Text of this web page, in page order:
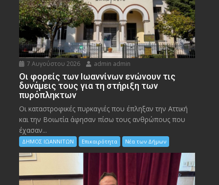
7 Αυγούστου 2026 admin admin
Οι φορείς των Ιωαννίνων ενώνουν τις
δυνάμεις τους για τη στήριξη των
πυρόπληκτων
Οι καταστροφικές πυρκαγιές που έπληξαν την Αττική
και την Bοιωτία άφησαν πίσω τους ανθρώπους που
έχασαν...
ΔΗΜΟΣ ΙΩΑΝΝΙΤΩΝ Επικαιρότητα Νέα των Δήμων